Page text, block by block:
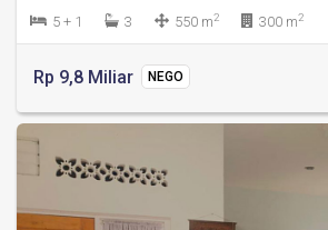
5 + 1 3 550 m2 300 m2
Rp 9,8 Miliar NEGO